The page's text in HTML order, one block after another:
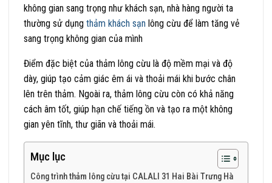
không gian sang trọng như khách sạn, nhà hàng người ta
thường sử dụng thảm khách sạn lông cừu để làm tăng vẻ
sang trọng không gian của mình
Điểm đặc biệt của thảm lông cừu là độ mềm mại và độ
dày, giúp tạo cảm giác êm ái và thoải mái khi bước chân
lên trên thảm. Ngoài ra, thảm lông cừu còn có khả năng
cách âm tốt, giúp hạn chế tiếng ồn và tạo ra một không
gian yên tĩnh, thư giãn và thoải mái.
Mục lục
Công trình thảm lông cừu tại CALALI 31 Hai Bài Trưng Hà